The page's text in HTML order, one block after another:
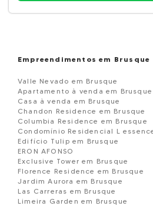
Empreendimentos em Brusque
Valle Nevado em Brusque
Apartamento à venda em Brusque
Casa à venda em Brusque
Chandon Residence em Brusque
Columbia Residence em Brusque
Condomínio Residencial L
Edifício Tulip em Brusque
ERON AFONSO
Exclusive Tower em Brusque
Florence Residence em Brusque
Jardim Aurora em Brusque
Las Carreras em Brusque
Limeira Garden em Brusque